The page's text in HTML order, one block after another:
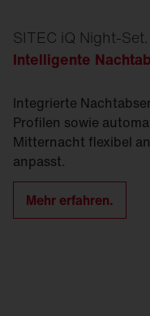
SITEC iQ Night-Set.
Intelligente
Integrierte
Profilen sowie
Mitternacht flexibel
anpasst.
Mehr erfahren.